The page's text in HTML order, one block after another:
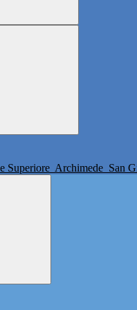
Superiore Archimede San